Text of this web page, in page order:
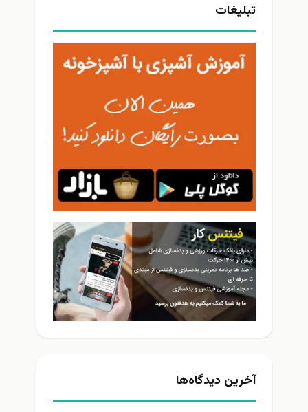
تبلیغات
آخرین دیدگاه‌ها